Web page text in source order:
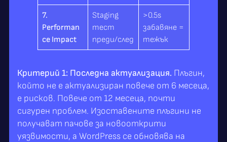
7.
Performan
ce Impact
Staging
тест
преди/след
>0.5s
забавяне =
тежък
Критерий 1: Последна актуализация. Плъгин,
който не е актуализиран повече от 6 месеца,
е рисков. Повече от 12 месеца, почти
сигурен проблем. Изоставените плъгини не
получават пачове за новооткрити
уязвимости, а WordPress се обновява на